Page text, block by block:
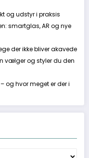
og udstyr i praksis
smartglas, AR og nye
der ikke bliver akavede
vælger og styler du den
og hvor meget er der i